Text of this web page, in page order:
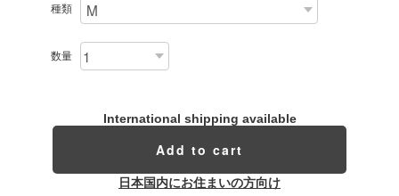
種類
数量
International shipping available
Add to cart
日本国内にお住まいの方向け